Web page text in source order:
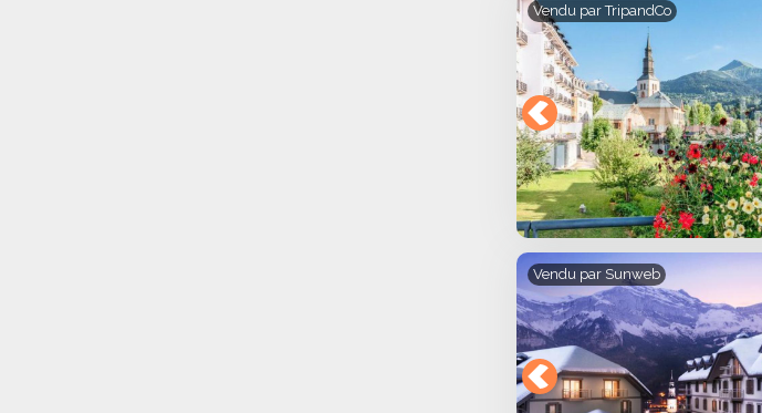
Vendu parTripandCo
Vendu par Sunweb